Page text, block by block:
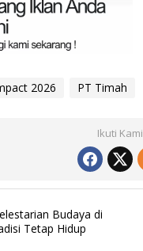
2026 PT Timah
Ikuti Kami
Budaya di
Tetap Hidup